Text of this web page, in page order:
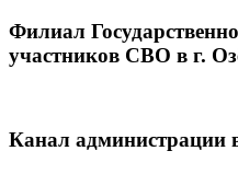
Филиал
участников СВО в г.
Канал администрации